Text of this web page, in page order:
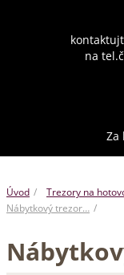
na
Za
Úvod Trezory na
Nábytkový trezor…